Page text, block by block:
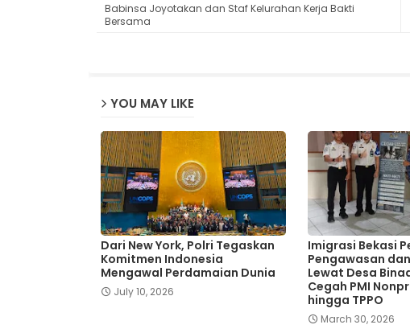
Babinsa Joyotakan dan Staf Kelurahan Kerja Bakti
Bersama
YOU MAY LIKE
Dari New York, Polri Tegaskan
Komitmen Indonesia
Mengawal Perdamaian Dunia
July 10, 2026
Imigrasi Bekasi
Pengawasan
Lewat Desa
Cegah PMI
hingga TPPO
March 30, 2026